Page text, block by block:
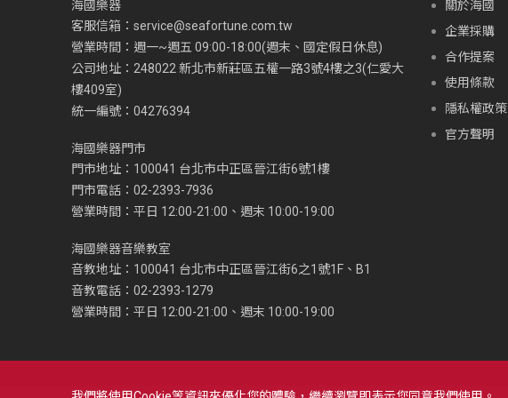
海國樂器
客服信箱： service@seafortune.com.tw
營業時間：週一~週五 09:00-18:00(週末、國定假日休息)
公司地址：248022 新北市新莊區五權一路3號4樓之3(仁愛大
樓409室)
統一編號：04276394
海國樂器門市
門市地址：100041 台北市中正區晉江街6號1樓
門市電話：02-2393-7936
營業時間：平日 12:00-21:00、週末 10:00-19:00
海國樂器音樂教室
音教地址：100041 台北市中正區晉江街6之1號1F、B1
音教電話：02-2393-1279
營業時間：平日 12:00-21:00、週末 10:00-19:00
關於海國
企業採購
合作提案
使用條款
隱私權政策
官方聲明